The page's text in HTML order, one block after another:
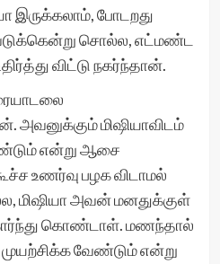
இருக்கலாம், போடறது
சொல்ல, எட்மண்ட
விட்டு நகர்ந்தான்.
அவனுக்கும் மிஷியாவிடம்
என்று ஆசை
உணர்வு பழக விடாமல்
மிஷியா அவன் மனதுக்குள்
கொண்டாள். மணந்தால்
வேண்டும் என்று